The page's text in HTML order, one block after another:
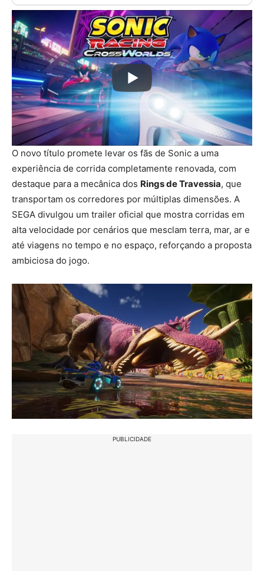
O novo título promete levar os fãs de Sonic a uma
experiência de corrida completamente renovada, com
destaque para a mecânica dos Rings de Travessia, que
transportam os corredores por múltiplas dimensões. A
SEGA divulgou um trailer oficial que mostra corridas em
alta velocidade por cenários que mesclam terra, mar, ar e
até viagens no tempo e no espaço, reforçando a proposta
ambiciosa do jogo.
PUBLICIDADE